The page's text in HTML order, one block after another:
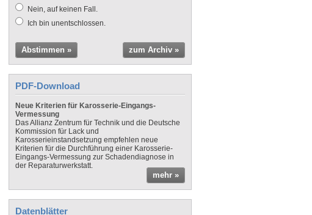
Nein, auf keinen Fall.
Ich bin unentschlossen.
Abstimmen » zum Archiv »
PDF-Download
Neue Kriterien für Karosserie-Eingangs-
Vermessung
Das Allianz Zentrum für Technik und die Deutsche
Kommission für Lack und
Karosserieinstandsetzung empfehlen neue
Kriterien für die Durchführung einer Karosserie-
Eingangs-Vermessung zur Schadendiagnose in
der Reparaturwerkstatt.
mehr »
Datenblätter